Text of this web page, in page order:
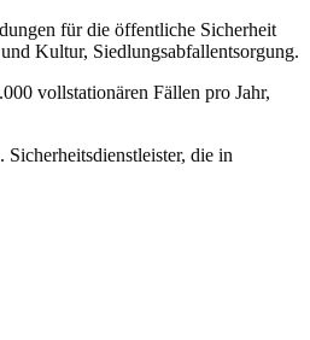
für die öffentliche Sicherheit
Kultur, Siedlungsabfallentsorgung.
vollstationären Fällen pro Jahr,
die in